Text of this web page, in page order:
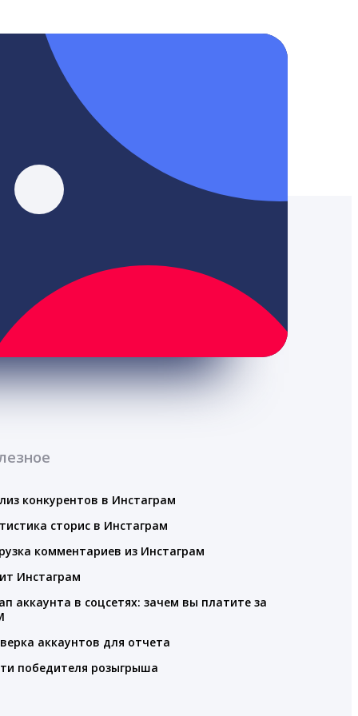
конкурентов в Инстаграм
сторис в Инстаграм
комментариев из Инстаграм
Инстаграм
аккаунта в соцсетях: зачем вы платите за
аккаунтов для отчета
победителя розыгрыша